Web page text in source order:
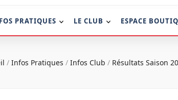
PRATIQUES LE CLUB ESPACE
/ Infos Pratiques / Infos Club / Résultats Saison